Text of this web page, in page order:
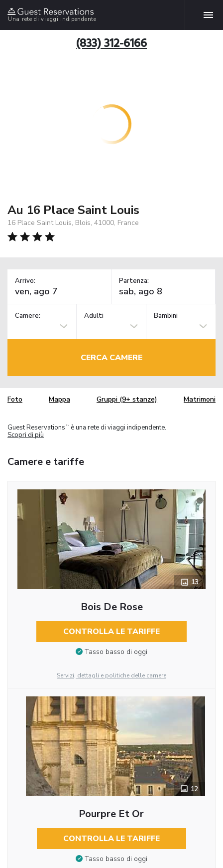
Una rete di viaggi indipendente
(833) 312-6166
Au 16 Place Saint Louis
16 Place Saint Louis, Blois, 41000, France
Arrivo: Partenza:
Camere: Adulti Bambini
CERCA CAMERE
Foto Mappa Gruppi (9+ stanze) Matrimoni
Guest Reservations TM
è una rete di viaggi indipendente.
Scopri di più
Camere e tariffe
13
Bois De Rose
CONTROLLA LE TARIFFE
Tasso basso di oggi
Servizi, dettagli e politiche delle camere
12
Pourpre Et Or
CONTROLLA LE TARIFFE
Tasso basso di oggi